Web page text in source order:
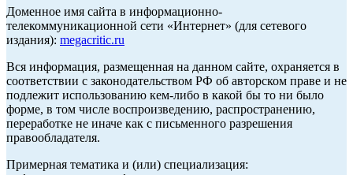
Доменное имя сайта в информационно-
телекоммуникационной сети «Интернет» (для сетевого
издания): megacritic.ru
Вся информация, размещенная на данном сайте, охраняется в
соответствии с законодательством РФ об авторском праве и не
подлежит использованию кем-либо в какой бы то ни было
форме, в том числе воспроизведению, распространению,
переработке не иначе как с письменного разрешения
правообладателя.
Примерная тематика и (или) специализация: